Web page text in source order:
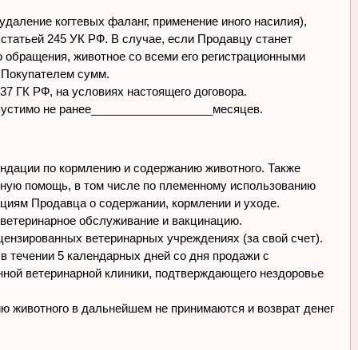
когтевых фаланг, применение иного насилия),
245 УК РФ. В случае, если Продавцу станет
животное со всеми его регистрационными
сумм.
ГК РФ, на условиях настоящего договора.
не ранее___________________месяцев.
по кормлению и содержанию животного. Также
помощь, в том числе по племенному использованию
Продавца о содержании, кормлении и уходе.
обслуживание и вакцинацию.
ветеринарных учреждениях (за свой счет).
течении 5 календарных дней со дня продажи с
ветеринарной клиники, подтверждающего нездоровье
животного в дальнейшем не принимаются и возврат денег